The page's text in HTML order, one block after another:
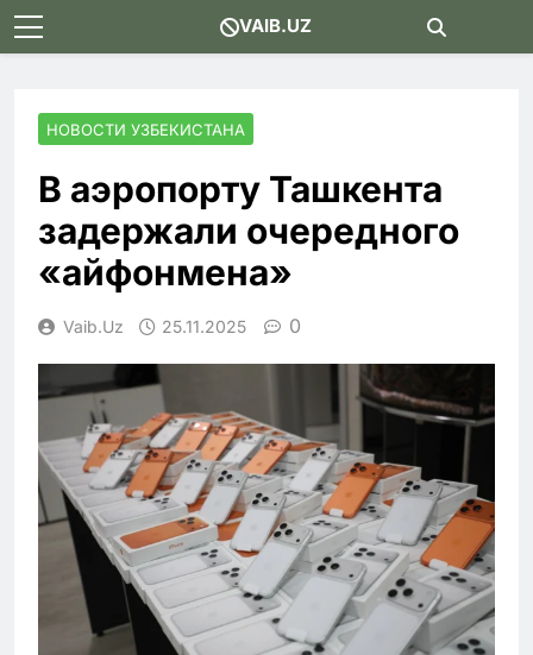
Skip
to
VAIB.UZ
НОВОСТИ УЗБЕКИСТАНА
В аэропорту Ташкента
задержали очередного
«айфонмена»
Vaib.uz 25.11.2025 0